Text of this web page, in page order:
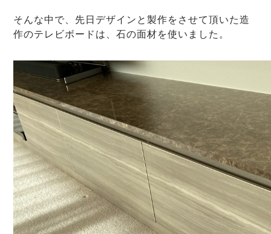
そんな中で、先日デザインと製作をさせて頂いた造
作のテレビボードは、石の面材を使いました。